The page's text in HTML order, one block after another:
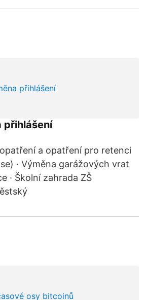
přihlášení
a opatření pro retenci
· Výměna garážových vrat
· Školní zahrada ZŠ